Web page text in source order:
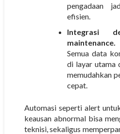
pengadaan
efisien.
Integrasi
maintenance.
Semua data
di layar utama
memudahkan
cepat.
Automasi seperti alert
keausan abnormal bisa
teknisi, sekaligus